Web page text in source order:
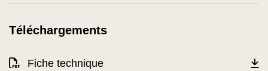
Téléchargements
Fiche technique